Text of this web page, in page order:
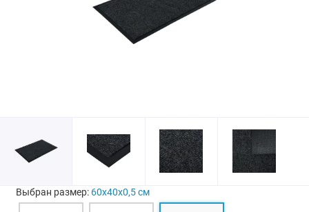
Выбран размер: 60х40х0,5 см